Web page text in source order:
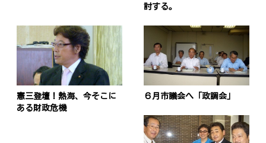
討する。
憲三登壇！熱海、今そこに
ある財政危機
６月市議会へ「政調会」